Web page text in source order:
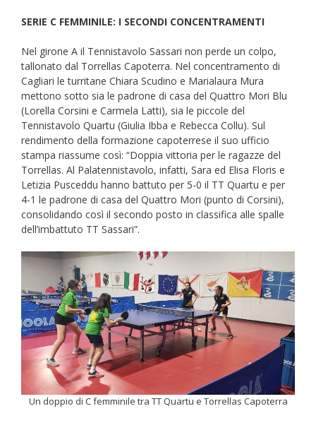
SERIE C FEMMINILE: I SECONDI CONCENTRAMENTI
Nel girone A il Tennistavolo Sassari non perde un colpo,
tallonato dal Torrellas Capoterra. Nel concentramento di
Cagliari le turritane Chiara Scudino e Marialaura Mura
mettono sotto sia le padrone di casa del Quattro Mori Blu
(Lorella Corsini e Carmela Latti), sia le piccole del
Tennistavolo Quartu (Giulia Ibba e Rebecca Collu). Sul
rendimento della formazione capoterrese il suo ufficio
stampa riassume così: “Doppia vittoria per le ragazze del
Torrellas. Al Palatennistavolo, infatti, Sara ed Elisa Floris e
Letizia Pusceddu hanno battuto per 5-0 il TT Quartu e per
4-1 le padrone di casa del Quattro Mori (punto di Corsini),
consolidando così il secondo posto in classifica alle spalle
dell’imbattuto TT Sassari”.
Un doppio di C femminile tra TT Quartu e Torrellas Capoterra